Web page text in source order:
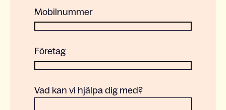
Mobilnummer
Företag
Vad kan vi hjälpa dig med?